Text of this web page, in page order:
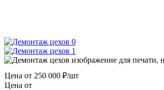
Цена от 250 000 ₽/шт
Цена от